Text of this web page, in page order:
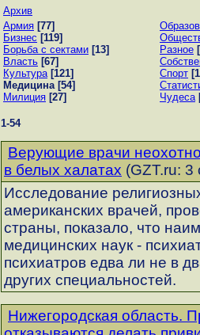
Архив
Армия [77]
Бизнес [119]
Борьба с сектами [13]
Власть [67]
Культура [121]
Медицина [54]
Милиция [27]
Разное
Спорт
Чудеса
1-54
Верующие врачи
в белых халатах (GZT.ru: 3
Исследование
американских врачей,
страны, показало, что
медицинских наук -
психиатров едва ли не в
других специальностей.
Нижегородская область.